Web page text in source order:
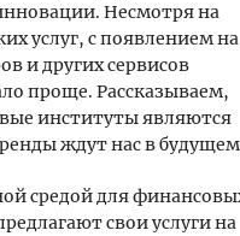
Несмотря на
услуг, с появлением на
и других сервисов
проще. Рассказываем,
институты являются
ждут нас в
средой для
свои услуги на